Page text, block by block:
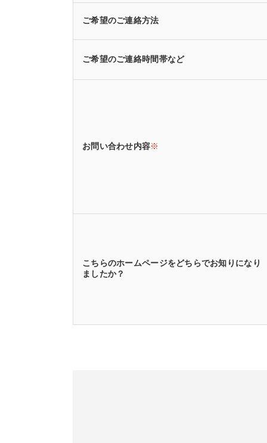
ご希望のご連絡方法
ご希望のご連絡時間帯など
お問い合わせ内容※
こちらのホームページをどちらでお知りになり
ましたか？